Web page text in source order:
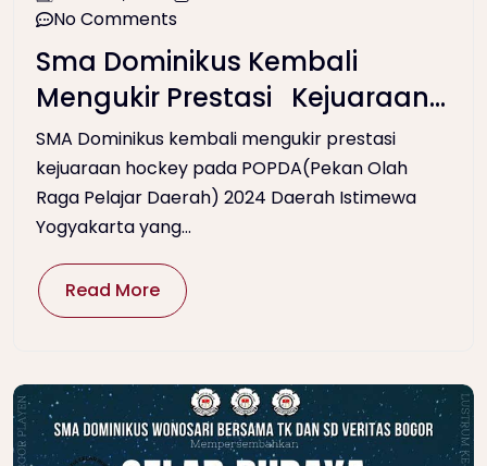
No Comments
Sma Dominikus Kembali
Mengukir Prestasi Kejuaraan
Hockey Pada Popda Diy
SMA Dominikus kembali mengukir prestasi
kejuaraan hockey pada POPDA(Pekan Olah
Raga Pelajar Daerah) 2024 Daerah Istimewa
Yogyakarta yang...
Read More